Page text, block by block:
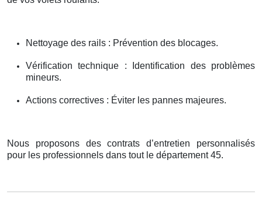
Nettoyage des rails : Prévention des blocages.
Vérification technique : Identification des problèmes
mineurs.
Actions correctives : Éviter les pannes majeures.
Nous proposons des contrats d’entretien personnalisés
pour les professionnels dans tout le département 45.